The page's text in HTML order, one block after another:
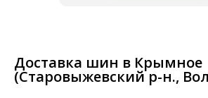
Доставка шин в Крымное
(Старовыжевский р-н.,